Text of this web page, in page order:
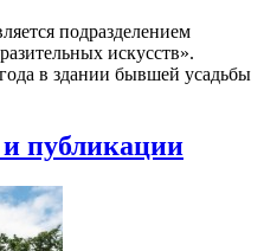
подразделением
искусств».
в здании бывшей усадьбы
и публикации